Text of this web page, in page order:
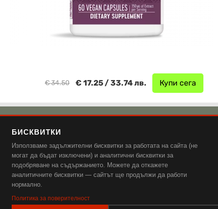
Купи сега
€ 17.25 / 33.74 лв.
€ 34.50
🌿 Добавки от Емаг
🌿 Аптека Ревита
🌿 Аптека Витания
Поверителност и защита на данните, бисквитки и общи
условия.
БИСКВИТКИ
Използваме задължителни бисквитки за работата на сайта (не
могат да бъдат изключени) и аналитични бисквитки за
подобряване на съдържанието. Можете да откажете
аналитичните бисквитки — сайтът ще продължи да работи
нормално.
Политика за поверителност